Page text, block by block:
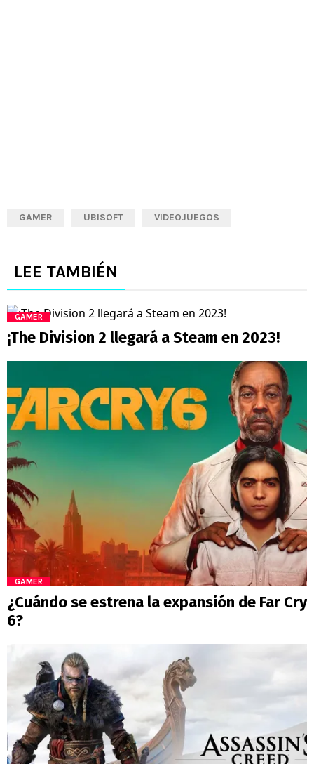
GAMER UBISOFT VIDEOJUEGOS
LEE TAMBIÉN
GAMER
¡The Division 2 llegará a Steam en 2023!
GAMER
¿Cuándo se estrena la expansión de Far Cry
6?